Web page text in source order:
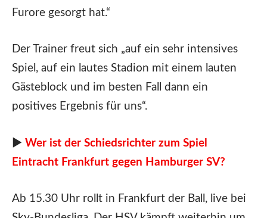
Furore gesorgt hat.“
Der Trainer freut sich „auf ein sehr intensives
Spiel, auf ein lautes Stadion mit einem lauten
Gästeblock und im besten Fall dann ein
positives Ergebnis für uns“.
► Wer ist der Schiedsrichter zum Spiel
Eintracht Frankfurt gegen Hamburger SV?
Ab 15.30 Uhr rollt in Frankfurt der Ball, live bei